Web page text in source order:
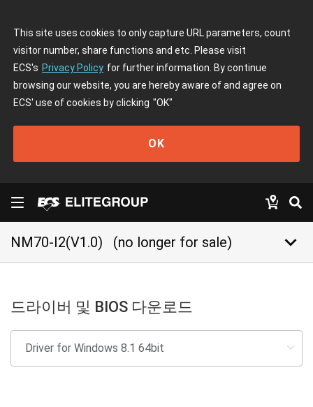
This site uses cookies to only capture URL parameters, count
visitor number, share functions and etc. Please visit
ECS's Privacy Policy for further information. By continue
browsing our website, you are hereby aware of and agree on
ECS' use of cookies by clicking "OK"
OK
NM70-I2(V1.0) (no longer for sale) keyboard_arrow_down
드라이버 및 BIOS 다운로드